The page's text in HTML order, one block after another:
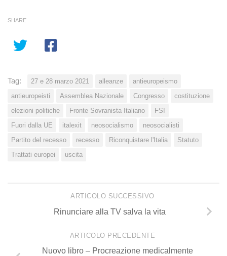
SHARE
Tag: 27 e 28 marzo 2021 alleanze
antieuropeismo
antieuropeisti
Assemblea Nazionale Congresso
costituzione
elezioni politiche
Fronte Sovranista Italiano
FSI
Fuori dalla UE
italexit neosocialismo
neosocialisti
Partito del recesso
recesso Riconquistare l'Italia
Statuto
Trattati europei
uscita
ARTICOLO SUCCESSIVO
Rinunciare alla TV salva la vita
ARTICOLO PRECEDENTE
Nuovo libro – Procreazione medicalmente